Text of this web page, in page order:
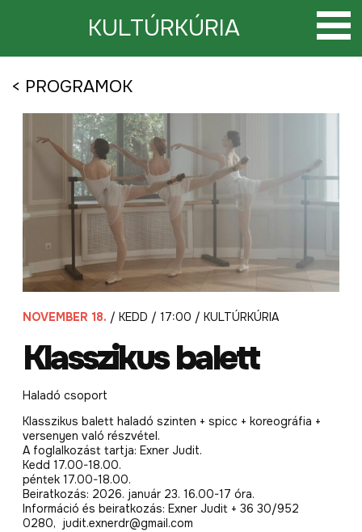
KULTÚRKÚRIA
< PROGRAMOK
NOVEMBER 18. / KEDD / 17:00 / KULTÚRKÚRIA
Klasszikus balett
Haladó csoport
Klasszikus balett haladó szinten + spicc + koreográfia +
versenyen való részvétel.
A foglalkozást tartja: Exner Judit.
Kedd 17.00-18.00.
péntek 17.00-18.00.
Beiratkozás: 2026. január 23. 16.00-17 óra.
Információ és beiratkozás: Exner Judit + 36 30/952
0280, judit.exnerdr@gmail.com